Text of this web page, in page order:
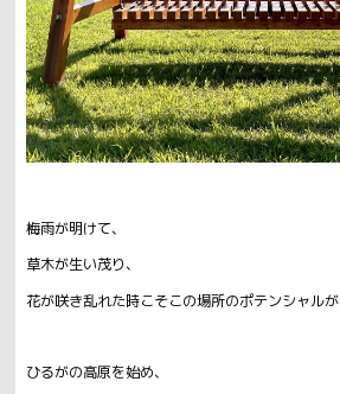
梅雨が明けて、
草木が生い茂り、
花が咲き乱れた時こそこの場所のポテンシャルが
ひるがの高原を始め、